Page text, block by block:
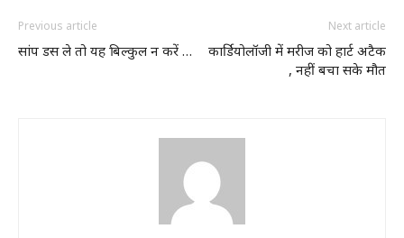
Previous article
सांप डस ले तो यह बिल्कुल न करें …
Next article
कार्डियोलॉजी में मरीज को हार्ट अटैक
, नहीं बचा सके मौत